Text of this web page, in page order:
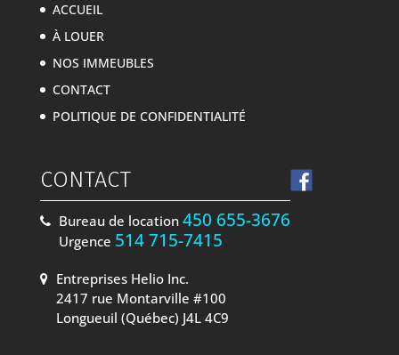
ACCUEIL
À LOUER
NOS IMMEUBLES
CONTACT
POLITIQUE DE CONFIDENTIALITÉ
CONTACT
Bureau de location 450 655-3676
Urgence 514 715-7415
Entreprises Helio Inc.
2417 rue Montarville #100
Longueuil (Québec) J4L 4C9